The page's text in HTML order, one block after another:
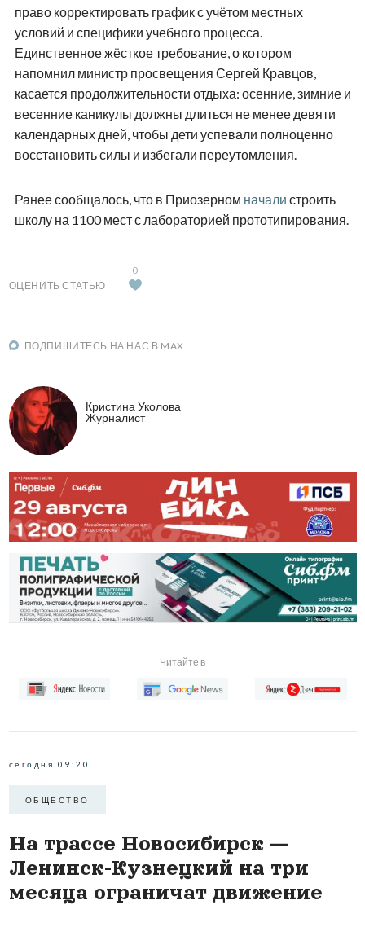
право корректировать график с учётом местных
условий и специфики учебного процесса.
Единственное жёсткое требование, о котором
напомнил министр просвещения Сергей Кравцов,
касается продолжительности отдыха: осенние, зимние и
весенние каникулы должны длиться не менее девяти
календарных дней, чтобы дети успевали полноценно
восстановить силы и избегали переутомления.
Ранее сообщалось, что в Приозерном начали строить
школу на 1100 мест с лабораторией прототипирования.
ОЦЕНИТЬ СТАТЬЮ
0
ПОДПИШИТЕСЬ НА НАС В MAX
Кристина Уколова
Журналист
Читайте в
сегодня 09:20
ОБЩЕСТВО
На трассе Новосибирск —
Ленинск-Кузнецкий на три
месяца ограничат движение